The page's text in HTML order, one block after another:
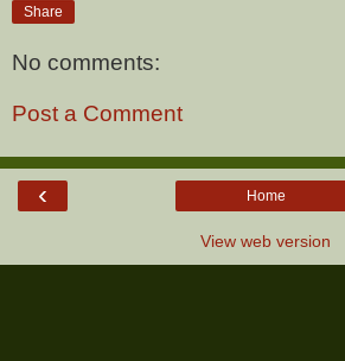
Share
No comments:
Post a Comment
‹ Home
View web version